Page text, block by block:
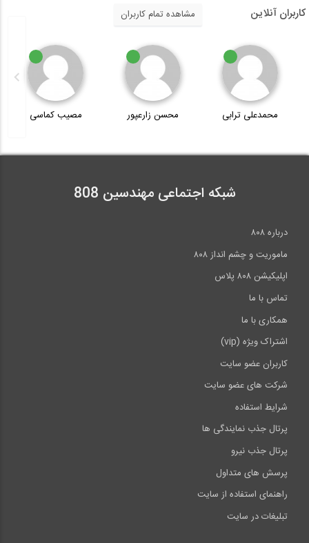
محاسبه وزن مخصوص خشک خاک (ترجمه و
1:53
معرفی گواهینامه‌های جدید 808 مبتنی بر...
کاربران آنلاین مشاهده تمام کاربران
محمدعلی ترابی محسن زارعپور مصیب کماسی
شبکه اجتماعی مهندسین 808
درباره ۸۰۸
ماموریت و چشم انداز ۸۰۸
اپلیکیشن ۸۰۸ پلاس
تماس با ما
همکاری با ما
اشتراک ویژه (vip)
کاربران عضو سایت
شرکت های عضو سایت
شرایط استفاده
پرتال جذب نمایندگی ها
پرتال جذب نیرو
پرسش های متداول
راهنمای استفاده از سایت
تبلیغات در سایت